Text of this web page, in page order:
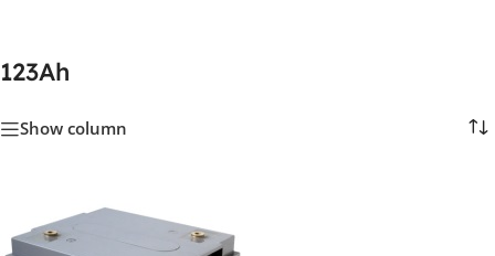
123Ah
Show column